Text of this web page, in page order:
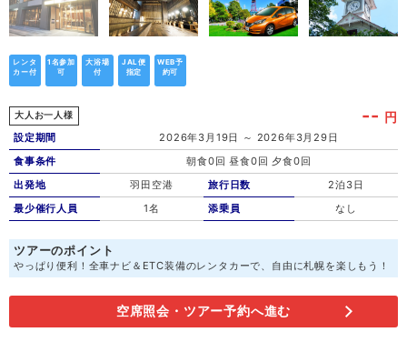
レンタ
カー付
1名参加
可
大浴場
付
JAL便
指定
WEB予
約可
大人お一人様 -- 円
設定期間
2026年3月19日 ～ 2026年3月29日
食事条件
朝食0回 昼食0回 夕食0回
出発地
羽田空港
最少催行人員
1名
旅行日数
2泊3日
添乗員
なし
ツアーのポイント
やっぱり便利！全車ナビ＆ETC装備のレンタカーで、自由に札幌を楽しもう！
空席照会・ツアー予約へ進む